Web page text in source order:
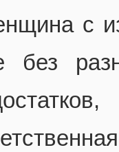
с
без